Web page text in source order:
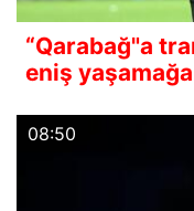
“Qarabağ"a
eniş
08:50